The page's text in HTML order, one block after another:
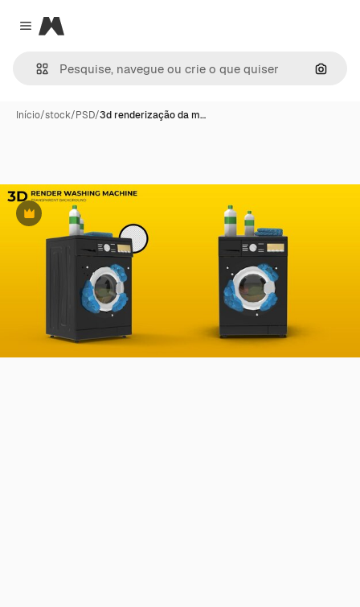
Close menu
Magnific
Início/stock/PSD/3d renderização da m…
Premium